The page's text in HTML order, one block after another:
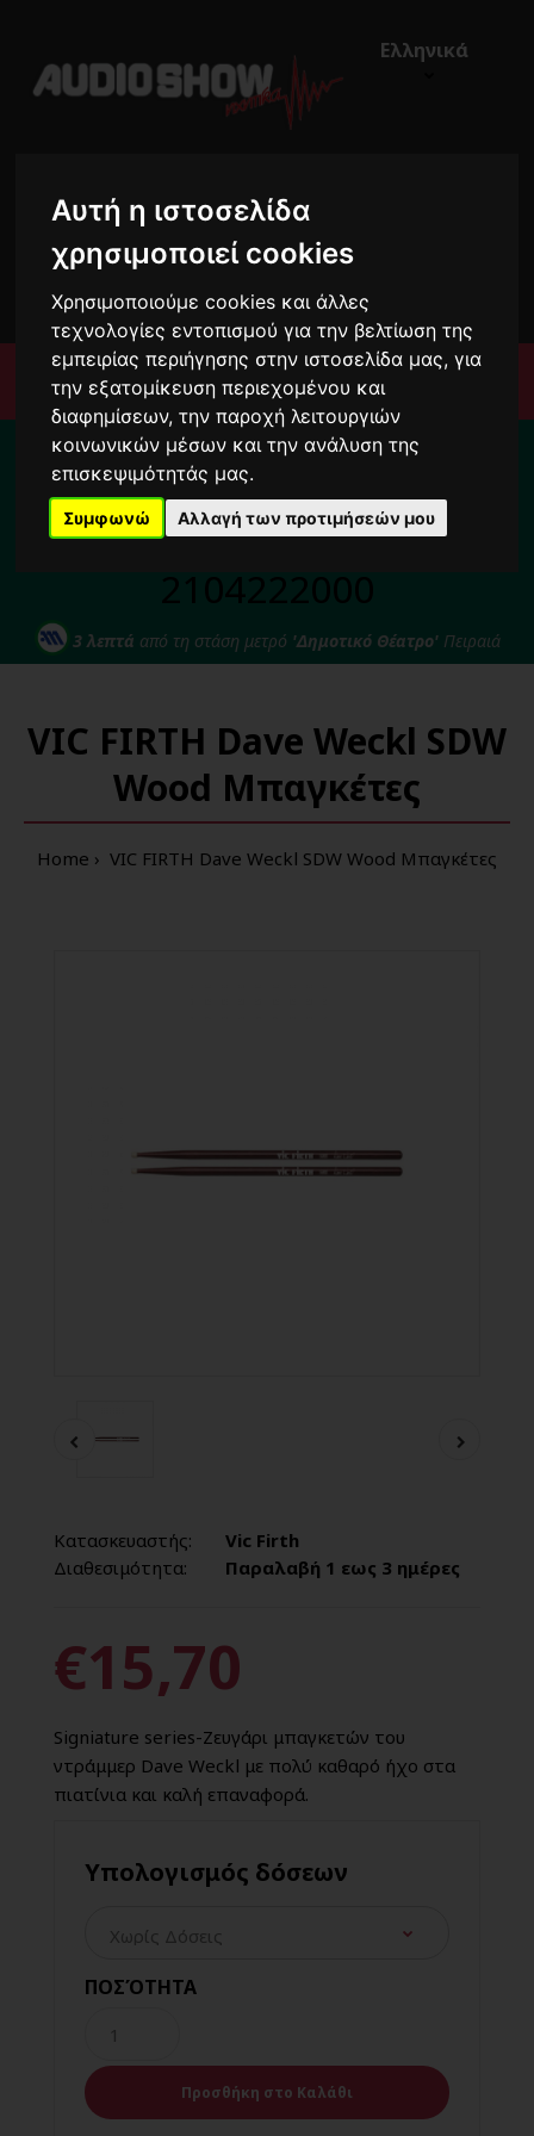
Αυτή η ιστοσελίδα
χρησιμοποιεί cookies
Χρησιμοποιούμε cookies και άλλες
τεχνολογίες εντοπισμού για την βελτίωση της
εμπειρίας περιήγησης στην ιστοσελίδα μας, για
την εξατομίκευση περιεχομένου και
διαφημίσεων, την παροχή λειτουργιών
κοινωνικών μέσων και την ανάλυση της
επισκεψιμότητάς μας.
Συμφωνώ Αλλαγή των προτιμήσεών μου
Ελληνικά
Μενού
Για το διάστημα από 10/8 ως 24/8 οι
παραγγελίες σας ενδέχεται να
καθυστερήσουν !
Για κάθε σας απορία καλέστε μας στο:
3 λεπτά από τη στάση μετρό 'Δημοτικό Θέατρο'Πειραιά
VIC FIRTH Dave Weckl SDW
Wood Μπαγκέτες
Home VIC FIRTH Dave Weckl SDW Wood Μπαγκέτες
Κατασκευαστής:
Vic Firth
Διαθεσιμότητα:
Παραλαβή 1 εως 3 ημέρες
€15,70
Signiature series-Ζευγάρι μπαγκετών του
ντράμμερ Dave Weckl με πολύ καθαρό ήχο στα
πιατίνια και καλή επαναφορά.
Υπολογισμός δόσεων
ΠΟΣΌΤΗΤΑ